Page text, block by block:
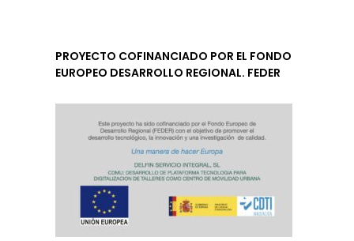
PROYECTO COFINANCIADO POR EL FONDO
EUROPEO DESARROLLO REGIONAL. FEDER